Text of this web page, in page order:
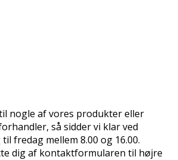
nogle af vores produkter eller
så sidder vi klar ved
fredag mellem 8.00 og 16.00.
dig af kontaktformularen til højre